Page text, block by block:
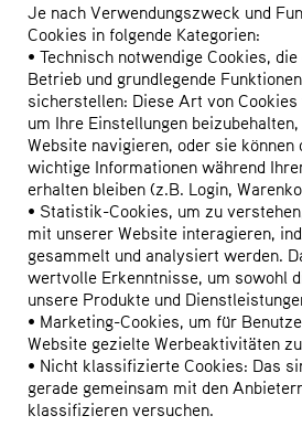
Je nach Verwendungszweck und
Cookies in folgende Kategorien:
• Technisch notwendige Cookies,
Betrieb und grundlegende
sicherstellen: Diese Art von
um Ihre Einstellungen
Website navigieren, oder sie können
wichtige Informationen während
erhalten bleiben (z.B. Login,
• Statistik-Cookies, um zu
mit unserer Website interagieren,
gesammelt und analysiert werden.
wertvolle Erkenntnisse, um sowohl
unsere Produkte und
• Marketing-Cookies, um für
Website gezielte Werbeaktivitäten
• Nicht klassifizierte Cookies: Das
gerade gemeinsam mit den
klassifizieren versuchen.